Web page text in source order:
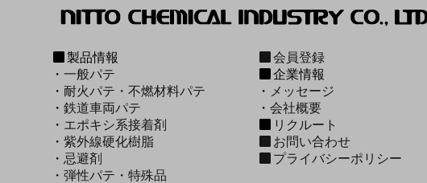
製品情報
・ 一般パテ
・ 耐火パテ・不燃材料パテ
・ 鉄道車両パテ
・ エポキシ系接着剤
・ 紫外線硬化樹脂
・ 忌避剤
・ 弾性パテ・特殊品
会員登録
企業情報
・ メッセージ
・会社概要
リクルート
お問い合わせ
プライバシーポリシー